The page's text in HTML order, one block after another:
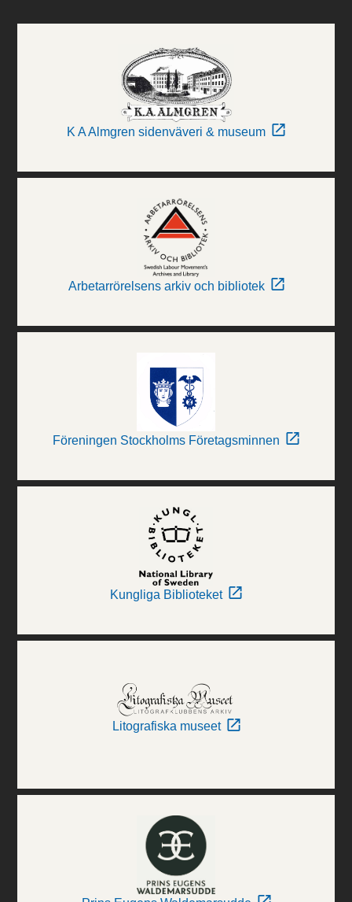
K A Almgren sidenväveri & museum
Arbetarrörelsens arkiv och bibliotek
Föreningen Stockholms Företagsminnen
Kungliga Biblioteket
Litografiska museet